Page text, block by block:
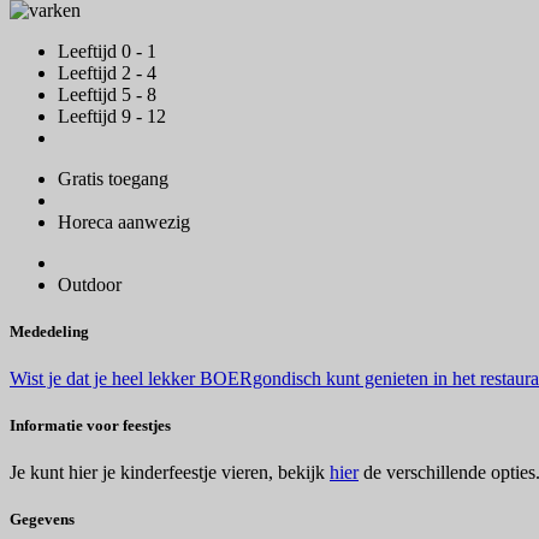
Leeftijd 0 - 1
Leeftijd 2 - 4
Leeftijd 5 - 8
Leeftijd 9 - 12
Gratis toegang
Horeca aanwezig
Outdoor
Mededeling
Wist je dat je heel lekker BOERgondisch kunt genieten in het
Informatie voor feestjes
Je kunt hier je kinderfeestje vieren, bekijk hierde verschillende opties.
Gegevens